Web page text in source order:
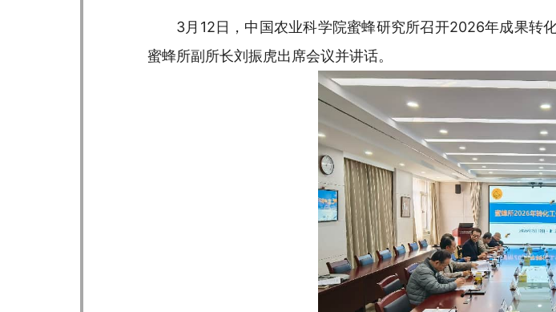
3月12日，中国农业科学院蜜蜂研究所召开2026年成果转
蜜蜂所副所长刘振虎出席会议并讲话。